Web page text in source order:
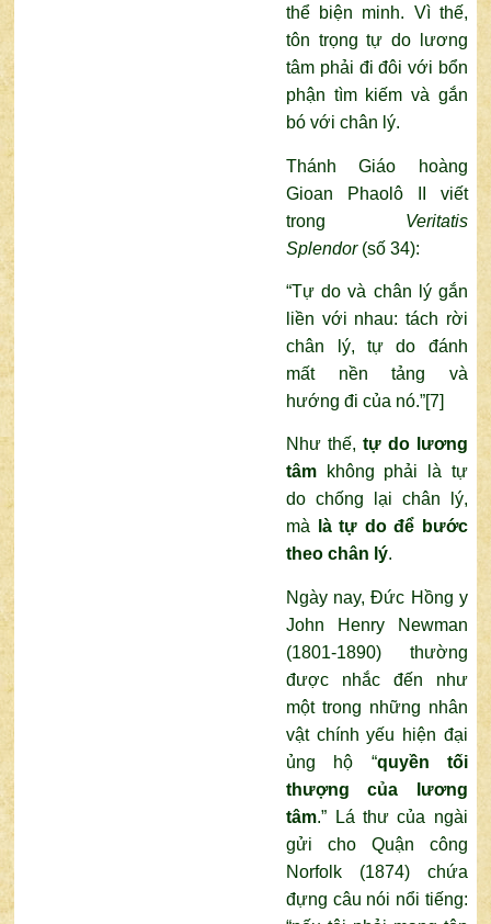
thể biện minh. Vì thế,
tôn trọng tự do lương
tâm phải đi đôi với bổn
phận tìm kiếm và gắn
bó với chân lý.
Thánh Giáo hoàng
Gioan Phaolô II viết
trong Veritatis
Splendor(số 34):
“Tự do và chân lý gắn
liền với nhau: tách rời
chân lý, tự do đánh
mất nền tảng và
hướng đi của nó.”[7]
Như thế, tự do lương
tâm không phải là tự
do chống lại chân lý,
mà
là tự do để bước
theo chân lý.
Ngày nay, Đức Hồng y
John Henry Newman
(1801-1890) thường
được nhắc đến như
một trong những nhân
vật chính yếu hiện đại
ủng hộ “quyền tối
thượng của lương
tâm.” Lá thư của ngài
gửi cho Quận công
Norfolk (1874) chứa
đựng câu nói nổi tiếng: